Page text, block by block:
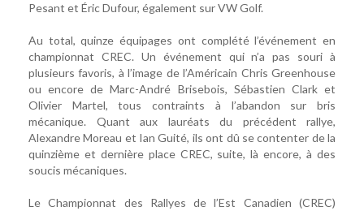
Pesant et Éric Dufour, également sur VW Golf.
Au total, quinze équipages ont complété l’événement en
championnat CREC. Un événement qui n’a pas souri à
plusieurs favoris, à l’image de l’Américain Chris Greenhouse
ou encore de Marc-André Brisebois, Sébastien Clark et
Olivier Martel, tous contraints à l’abandon sur bris
mécanique. Quant aux lauréats du précédent rallye,
Alexandre Moreau et Ian Guité, ils ont dû se contenter de la
quinzième et dernière place CREC, suite, là encore, à des
soucis mécaniques.
Le Championnat des Rallyes de l’Est Canadien (CREC)